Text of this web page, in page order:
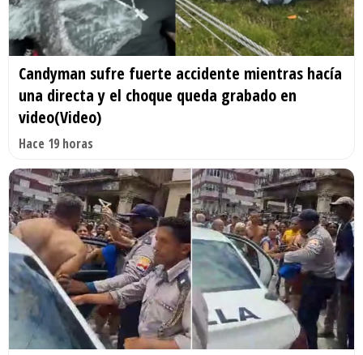
Candyman sufre fuerte accidente mientras hacía
una directa y el choque queda grabado en
video(Video)
Hace 19 horas